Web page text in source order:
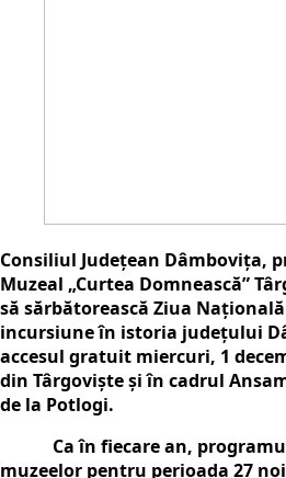
Consiliul Județean Dâmbovița,
Muzeal „Curtea Domnească”
să sărbătorească Ziua
incursiune în istoria judeţului
accesul gratuit miercuri, 1
din Târgovişte şi în cadrul
de la Potlogi.
Ca în fiecare an, programul
muzeelor pentru perioada 27